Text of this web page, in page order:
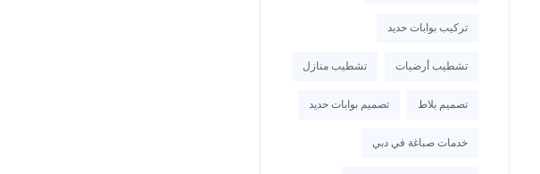
تركيب بوابات حديد
تشطيب أرضيات تشطيب منازل
تصميم بلاط تصميم بوابات حديد
خدمات صباغة في دبي